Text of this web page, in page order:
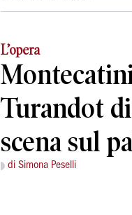
L’opera
Turandot
scena sul
di Simona Peselli